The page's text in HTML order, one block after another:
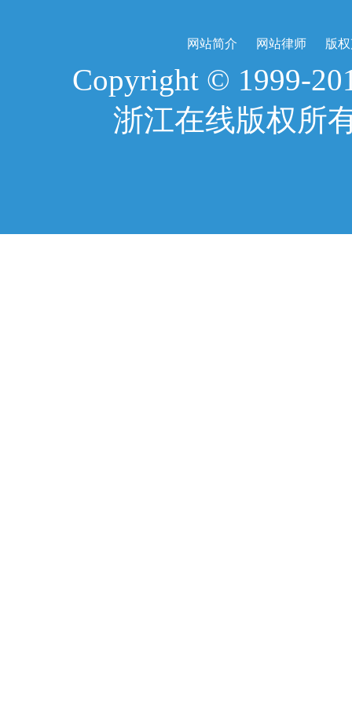
网站简介 网站律师 版
Copyright © 1999-
浙江在线版权所